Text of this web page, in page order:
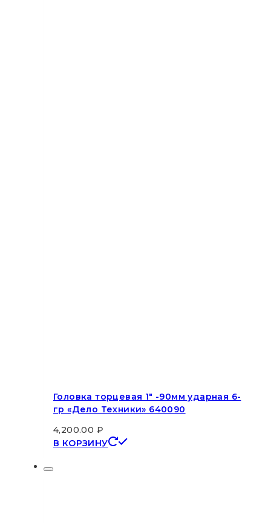
Головка торцевая 1″ -90мм ударная 6-
гр «Дело Техники» 640090
4,200.00 ₽
В КОРЗИНУ